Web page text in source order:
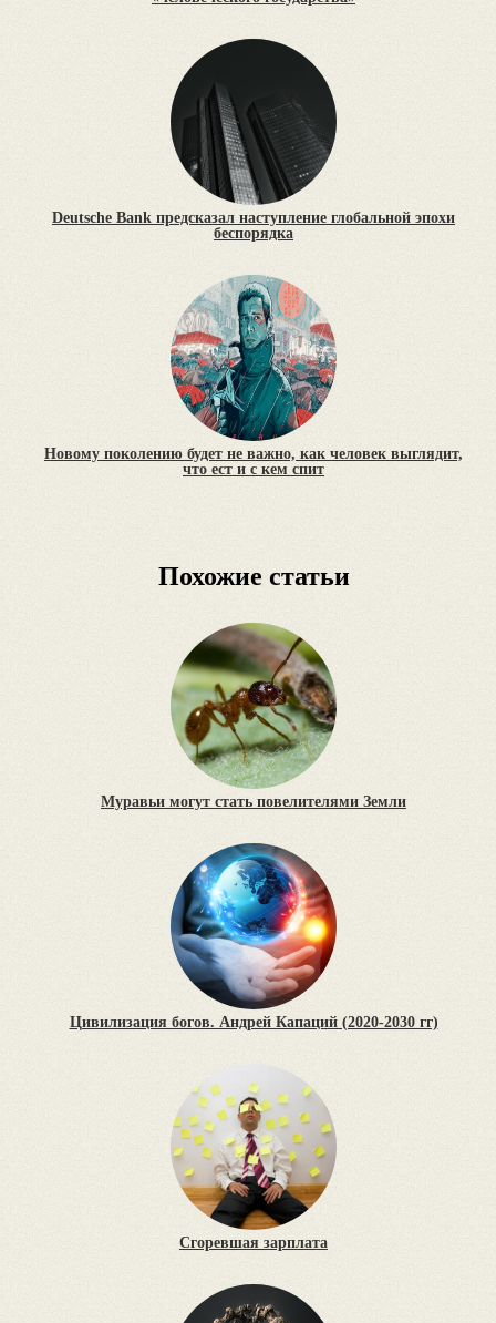
Deutsche Bank предсказал наступление глобальной эпохи
беспорядка
Новому поколению будет не важно, как человек выглядит,
что ест и с кем спит
Похожие статьи
Муравьи могут стать повелителями Земли
Цивилизация богов. Андрей Капаций (2020-2030 гг)
Сгоревшая зарплата